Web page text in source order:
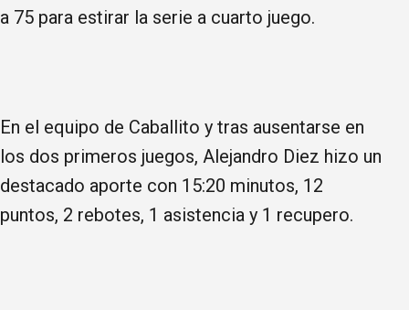
a 75 para estirar la serie a cuarto juego.
En el equipo de Caballito y tras ausentarse en
los dos primeros juegos, Alejandro Diez hizo un
destacado aporte con 15:20 minutos, 12
puntos, 2 rebotes, 1 asistencia y 1 recupero.